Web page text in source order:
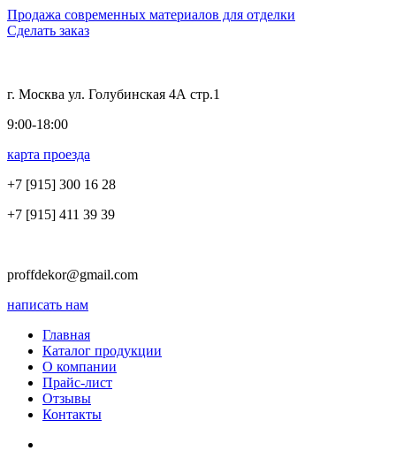
Продажа современных материалов для отделки
Сделать заказ
г. Москва ул. Голубинская 4А стр.1
9:00-18:00
карта проезда
+7 [915] 300 16 28
+7 [915] 411 39 39
proffdekor@gmail.com
написать нам
Главная
Каталог продукции
О компании
Прайс-лист
Отзывы
Контакты